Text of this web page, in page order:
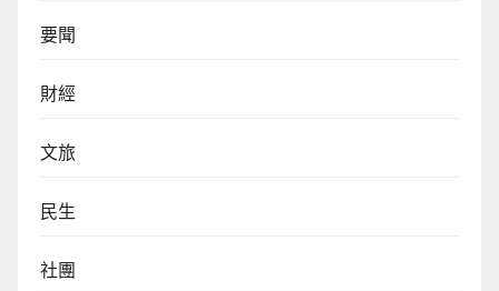
要聞
財經
文旅
民生
社團